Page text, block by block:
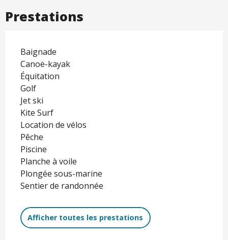
Prestations
Baignade
Canoë-kayak
Équitation
Golf
Jet ski
Kite Surf
Location de vélos
Pêche
Piscine
Planche à voile
Plongée sous-marine
Sentier de randonnée
Afficher toutes les prestations